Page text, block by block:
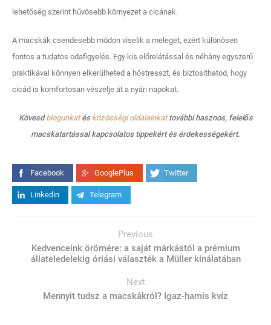
lehetőség szerint hűvösebb környezet a cicának.
A macskák csendesebb módon viselik a meleget, ezért különösen
fontos a tudatos odafigyelés. Egy kis előrelátással és néhány egyszerű
praktikával könnyen elkerülheted a hőstresszt, és biztosíthatod, hogy
cicád is komfortosan vészelje át a nyári napokat.
Kövesdblogunkatés közösségi oldalainkattovábbi hasznos, felelős
macskatartással kapcsolatos tippekért és érdekességekért.
Facebook GooglePlus Twitter
Linkedin Telegram
Previous
Kedvenceink örömére: a saját márkástól a prémium
állateledelekig óriási választék a Müller kínálatában
Next
Mennyit tudsz a macskákról? Igaz-hamis kvíz